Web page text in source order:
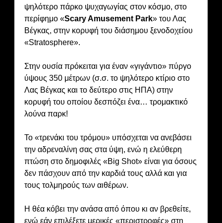
ψηλότερο πάρκο ψυχαγωγίας στον κόσμο, στο
περίφημο «Scary Amusement Park» του Λας
Βέγκας, στην κορυφή του διάσημου ξενοδοχείου
«Stratosphere».
Στην ουσία πρόκειται για έναν «γιγάντιο» πύργο
ύψους 350 μέτρων (σ.σ. το ψηλότερο κτίριο στο
Λας Βέγκας και το δεύτερο στις ΗΠΑ) στην
κορυφή του οποίου δεσπόζει ένα… τρομακτικό
λούνα παρκ!
Το «τρενάκι του τρόμου» υπόσχεται να ανεβάσει
την αδρεναλίνη σας στα ύψη, ενώ η ελεύθερη
πτώση στο δημοφιλές «Big Shot» είναι για όσους
δεν πάσχουν από την καρδιά τους αλλά και για
τους τολμηρούς των αιθέρων.
Η θέα κόβει την ανάσα από όπου κι αν βρεθείτε,
ενώ εάν επιλέξετε μερικές «περιστροφές» στη